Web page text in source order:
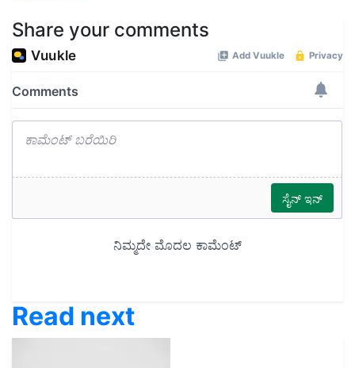
Share your comments
Read next